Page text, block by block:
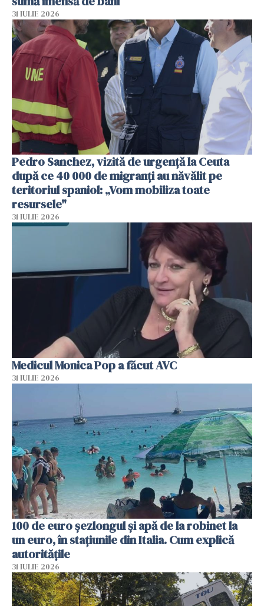
31 IULIE 2026
Pedro Sanchez, vizită de urgență la Ceuta
după ce 40 000 de migranți au năvălit pe
teritoriul spaniol: „Vom mobiliza toate
resursele"
31 IULIE 2026
Medicul Monica Pop a făcut AVC
31 IULIE 2026
100 de euro șezlongul și apă de la robinet la
un euro, în stațiunile din Italia. Cum explică
autoritățile
31 IULIE 2026